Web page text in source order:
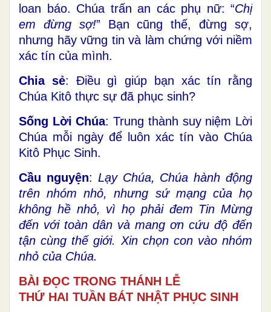
loan báo. Chúa trấn an các phụ nữ: “Chị
em đừng sợ!” Bạn cũng thế, đừng sợ,
nhưng hãy vững tin và làm chứng với niềm
xác tín của mình.
Chia sẻ: Điều gì giúp bạn xác tín rằng
Chúa Kitô thực sự đã phục sinh?
Sống Lời Chúa: Trung thành suy niệm Lời
Chúa mỗi ngày để luôn xác tín vào Chúa
Kitô Phục Sinh.
Cầu nguyện: Lạy Chúa, Chúa hành động
trên nhóm nhỏ, nhưng sứ mạng của họ
không hề nhỏ, vì họ phải đem Tin Mừng
đến với toàn dân và mang ơn cứu độ đến
tận cùng thế giới. Xin chọn con vào nhóm
nhỏ của Chúa.
BÀI ĐỌC TRONG THÁNH LỄ
THỨ HAI TUẦN BÁT NHẬT PHỤC SINH